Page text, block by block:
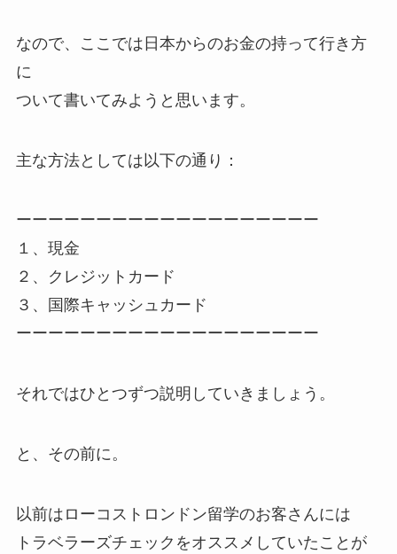
なので、ここでは日本からのお金の持って行き方
に
ついて書いてみようと思います。
主な方法としては以下の通り：
ーーーーーーーーーーーーーーーーーーー
１、現金
２、クレジットカード
３、国際キャッシュカード
ーーーーーーーーーーーーーーーーーーー
それではひとつずつ説明していきましょう。
と、その前に。
以前はローコストロンドン留学のお客さんには
トラベラーズチェックをオススメしていたことが